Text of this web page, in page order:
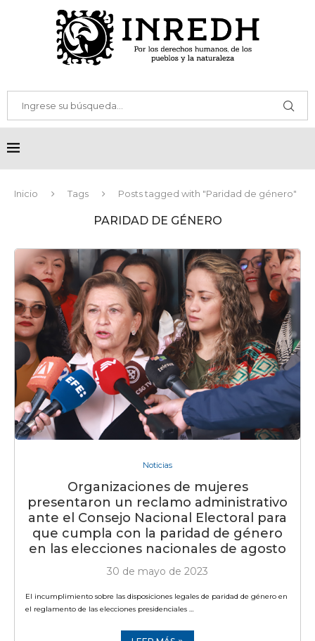
Inicio Tags Posts tagged with "Paridad de género"
PARIDAD DE GÉNERO
Noticias
Organizaciones de mujeres
presentaron un reclamo administrativo
ante el Consejo Nacional Electoral para
que cumpla con la paridad de género
en las elecciones nacionales de agosto
30 de mayo de 2023
El incumplimiento sobre las disposiciones legales de paridad de género en
el reglamento de las elecciones presidenciales …